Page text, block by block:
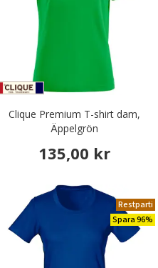
Clique Premium T-shirt dam,
Äppelgrön
135,00 kr
Restparti
Spara 96%